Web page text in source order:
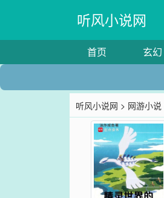
听风小说网
首页 玄幻
听风小说网 > 网游小说